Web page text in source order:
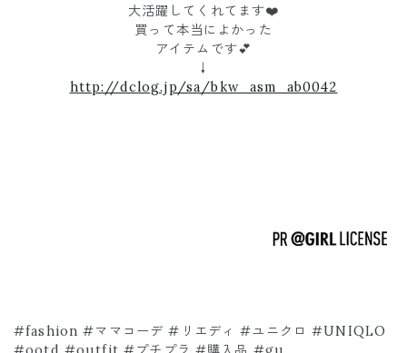
大活躍してくれてます❤️
買って本当によかった
アイテムです💕
↓
http://dclog.jp/sa/bkw_asm_ab0042
#fashion #ママコーデ #リエディ #ユニクロ #UNIQLO